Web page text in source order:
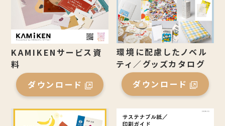
KAMIKENサービス資
料
ダウンロード
環境に配慮したノベル
ティ／グッズカタログ
ダウンロード